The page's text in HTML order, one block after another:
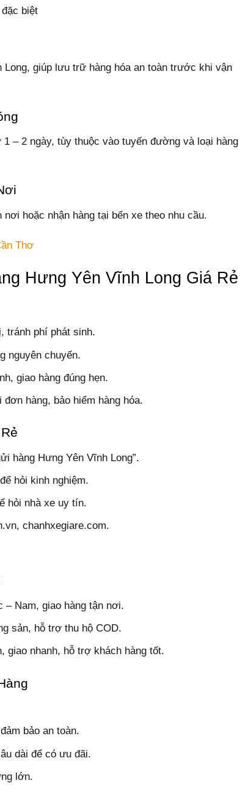
biệt
Long, giúp lưu trữ hàng hóa an toàn trước khi vận
– 2 ngày, tùy thuộc vào tuyến đường và loại hàng
hoặc nhận hàng tại bến xe theo nhu cầu.
Thơ
Hưng Yên Vĩnh Long Giá Rẻ
tránh phí phát sinh.
nguyên chuyến.
giao hàng đúng hẹn.
hàng, bảo hiểm hàng hóa.
hàng Hưng Yên Vĩnh Long”.
hỏi kinh nghiệm.
hỏi nhà xe uy tín.
chanhxegiare.com.
– Nam, giao hàng tận nơi.
sản, hỗ trợ thu hộ COD.
giao nhanh, hỗ trợ khách hàng tốt.
bảo an toàn.
dài để có ưu đãi.
lớn.